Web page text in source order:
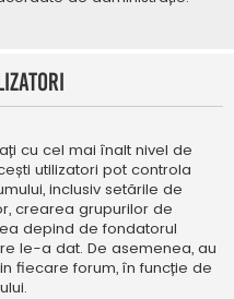
cu cel mai înalt nivel de
utilizatori pot controla
inclusiv setările de
crearea grupurilor de
depind de fondatorul
le-a dat. De asemenea, au
fiecare forum, în funcție de